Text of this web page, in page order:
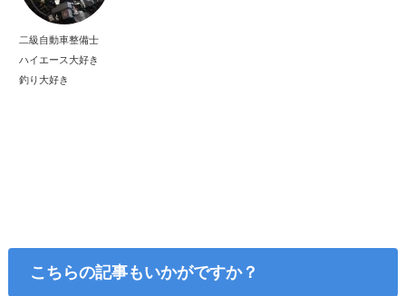
二級自動車整備士
ハイエース大好き
釣り大好き
こちらの記事もいかがですか？